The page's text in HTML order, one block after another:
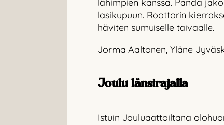
lasikupuun. Roottorin
häviten sumuiselle taivaalle.
Jorma Aaltonen, Yläne
Joulu länsirajalla
Istuin Jouluaattoiltana